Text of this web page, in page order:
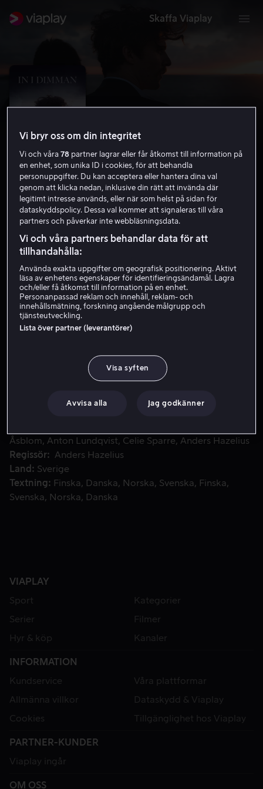
Skaffa Viaplay
In i Dimman
HD
Hyr 59 kr
Köp 79 kr
skärgårdsö tillsammans med Kicki och Julle. När
kompisen Baggy ansluter inser Krill att något inte står
Åsblom
Anton Lundqvist Celie Sparre
Anders Hazelius
Regissör
Anders Hazelius
Land
Sverige
Textning
Finska Danska Norska Svenska
Finska
Svenska
Norska Danska
VIAPLAY
Sport
Kategorier
Serier
Filmer
Hyr & köp
Kanaler
INFORMATION
Kundservice
Våra plattformar
Allmänna villkor
Dataskydd & Viaplay
Cookies
Tillgänglighet hos Viaplay
PARTNER-KUNDER
Viaplay ingår
OM OSS
Vi bryr oss om din integritet
Vi och våra78 partner lagrar eller får åtkomst till information på
en enhet, som unika ID i cookies, för att behandla
personuppgifter. Du kan acceptera eller hantera dina val
genom att klicka nedan, inklusive din rätt att invända där
legitimt intresse används, eller när som helst på sidan för
dataskyddspolicy. Dessa val kommer att signaleras till våra
partners och påverkar inte webbläsningsdata.
Vi och våra partners behandlar data för att
tillhandahålla:
Använda exakta uppgifter om geografisk positionering. Aktivt
läsa av enhetens egenskaper för identifieringsändamål. Lagra
och/eller få åtkomst till information på en enhet.
Personanpassad reklam och innehåll, reklam- och
innehållsmätning, forskning angående målgrupp och
tjänsteutveckling.
Lista över partner (leverantörer)
Visa syften
Avvisa alla Jag godkänner